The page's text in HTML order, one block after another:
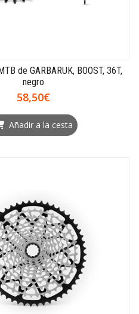
de GARBARUK, BOOST, 36T,
negro
58,50€
Añadir a la cesta